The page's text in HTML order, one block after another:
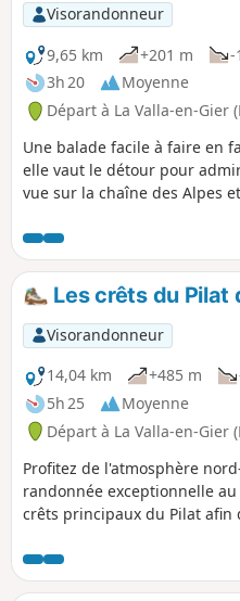
Visorandonneur
9,65 km
+201 m
-
3h 20
Moyenne
Départ à La Valla-en-Gier
Une balade facile à faire en
elle vaut le détour pour
vue sur la chaîne des Alpes
Vercors et ceux du Nord
printemps, elle permet la
celles des framboises en
choisissiez de la faire en ski
l'hiver.
Les crêts du Pilat
Visorandonneur
14,04 km
+485 m
5h 25
Moyenne
Départ à La Valla-en-Gier
Profitez de l'atmosphère
randonnée exceptionnelle
crêts principaux du Pilat afin